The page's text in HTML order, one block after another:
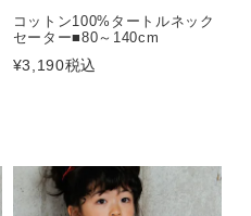
コットン100%タートルネック
セーター■80～140cm
¥3,190税込